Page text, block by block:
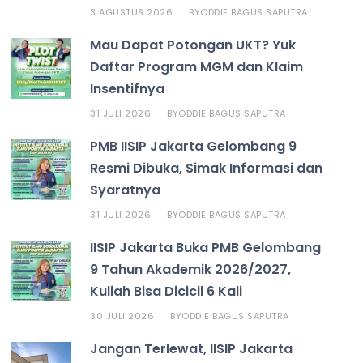
3 AGUSTUS 2026 BYODDIE BAGUS SAPUTRA
Mau Dapat Potongan UKT? Yuk
Daftar Program MGM dan Klaim
Insentifnya
31 JULI 2026 BYODDIE BAGUS SAPUTRA
PMB IISIP Jakarta Gelombang 9
Resmi Dibuka, Simak Informasi dan
Syaratnya
31 JULI 2026 BYODDIE BAGUS SAPUTRA
IISIP Jakarta Buka PMB Gelombang
9 Tahun Akademik 2026/2027,
Kuliah Bisa Dicicil 6 Kali
30 JULI 2026 BYODDIE BAGUS SAPUTRA
Jangan Terlewat, IISIP Jakarta